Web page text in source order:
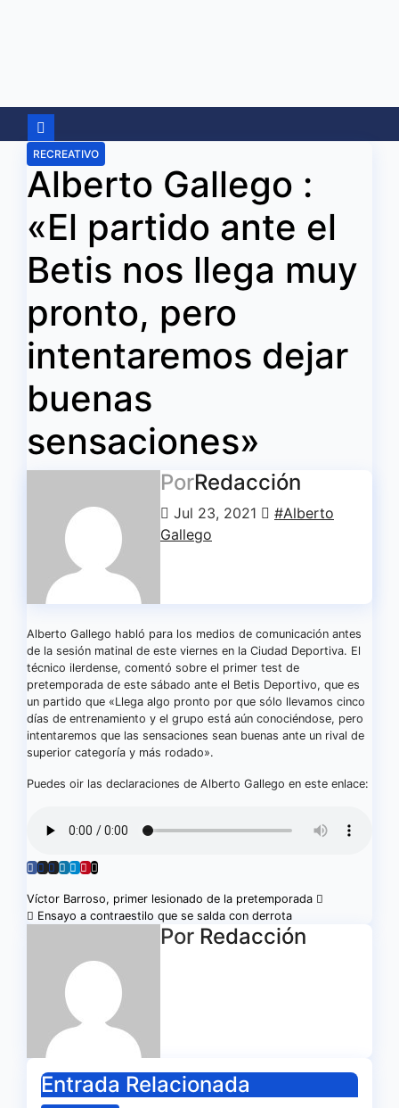
RECREATIVO
Alberto Gallego :
«El partido ante el
Betis nos llega muy
pronto, pero
intentaremos dejar
buenas
sensaciones»
PorRedacción
Jul 23, 2021
#Alberto
Gallego
Alberto Gallego habló para los medios de comunicación antes
de la sesión matinal de este viernes en la Ciudad Deportiva. El
técnico ilerdense, comentó sobre el primer test de
pretemporada de este sábado ante el Betis Deportivo, que es
un partido que «Llega algo pronto por que sólo llevamos cinco
días de entrenamiento y el grupo está aún conociéndose, pero
intentaremos que las sensaciones sean buenas ante un rival de
superior categoría y más rodado».
Puedes oir las declaraciones de Alberto Gallego en este enlace:
Navegación
entradas
Víctor Barroso, primer lesionado de la pretemporada
Ensayo a contraestilo que se salda con derrota
Por Redacción
Entrada Relacionada